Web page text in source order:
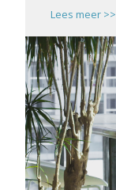
Lees meer >>